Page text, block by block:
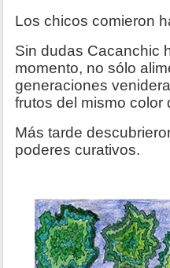
Los chicos comieron
Sin dudas Cacanchic
momento, no sólo
generaciones
frutos del mismo
Más tarde
poderes curativos.